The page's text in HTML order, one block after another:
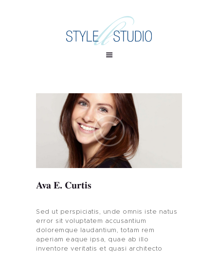
Ava E. Curtis
Sed ut perspiciatis, unde omnis iste natus
error sit voluptatem accusantium
doloremque laudantium, totam rem
aperiam eaque ipsa, quae ab illo
inventore veritatis et quasi architecto